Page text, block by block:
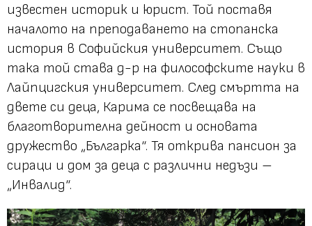
известен историк и юрист. Той поставя
началото на преподаването на стопанска
история в Софийския университет. Също
така той става д-р на философските науки в
Лайпцигския университет. След смъртта на
двете си деца, Карима се посвещава на
благотворителна дейност и основата
дружество „Българка“. Тя открива пансион за
сираци и дом за деца с различни недъзи –
„Инвалид“.